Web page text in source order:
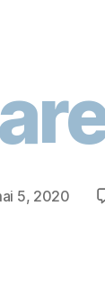
5, 2020